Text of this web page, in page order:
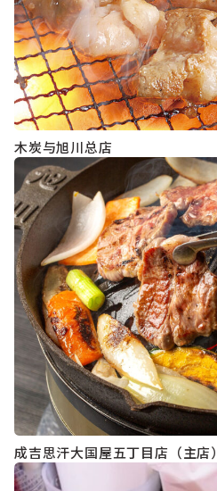
木炭与旭川总店
成吉思汗大国屋五丁目店（主店）